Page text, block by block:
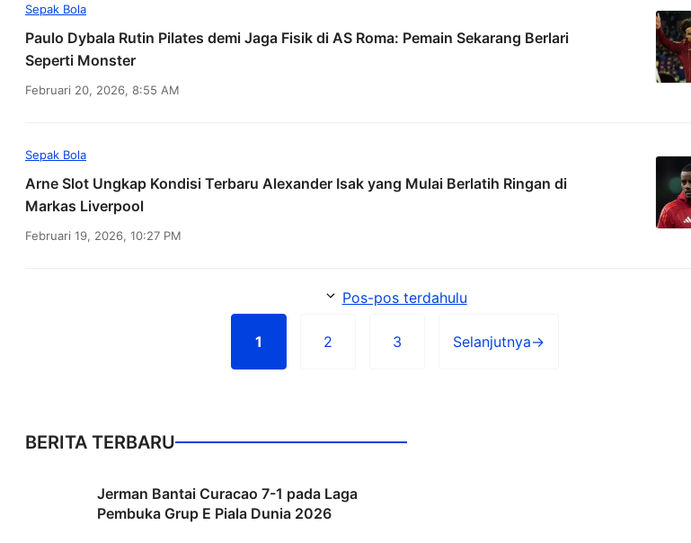
Sepak Bola
Paulo Dybala Rutin Pilates demi Jaga Fisik di AS Roma: Pemain Sekarang Berlari
Seperti Monster
Februari 20, 2026, 8:55 AM
Sepak Bola
Arne Slot Ungkap Kondisi Terbaru Alexander Isak yang Mulai Berlatih Ringan di
Markas Liverpool
Februari 19, 2026, 10:27 PM
Pos-pos terdahulu
Halaman
1
Halaman
2
Halaman
3 Selanjutnya→
BERITA TERBARU
Jerman Bantai Curacao 7-1 pada Laga
Pembuka Grup E Piala Dunia 2026